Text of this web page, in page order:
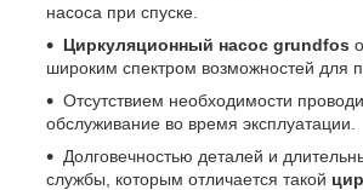
насоса при спуске.
Циркуляционный насос grundfos
широким спектром возможностей для
Отсутствием необходимости
обслуживание во время эксплуатации.
Долговечностью деталей и
службы, которым отличается такой